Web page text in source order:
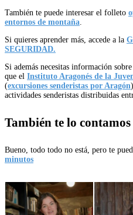
También te puede interesar el folleto
entornos de montaña
Si quieres aprender más, accede a la
SEGURIDAD.
Si además necesitas información
que el Instituto Aragonés de la
(excursiones senderistas por Aragón
actividades senderistas distribuidas
También te lo contamos
Bueno, todo todo no está, pero te
minutos